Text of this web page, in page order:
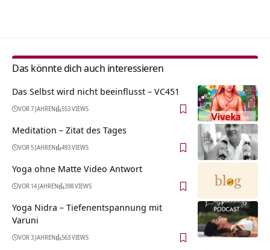
Das könnte dich auch interessieren
Das Selbst wird nicht beeinflusst – VC451
VOR 7 JAHREN 553 VIEWS
Meditation – Zitat des Tages
VOR 5 JAHREN 493 VIEWS
Yoga ohne Matte Video Antwort
VOR 14 JAHREN 398 VIEWS
Yoga Nidra – Tiefenentspannung mit
Varuni
VOR 3 JAHREN 563 VIEWS